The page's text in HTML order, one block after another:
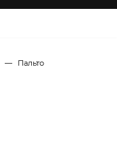
Пальто